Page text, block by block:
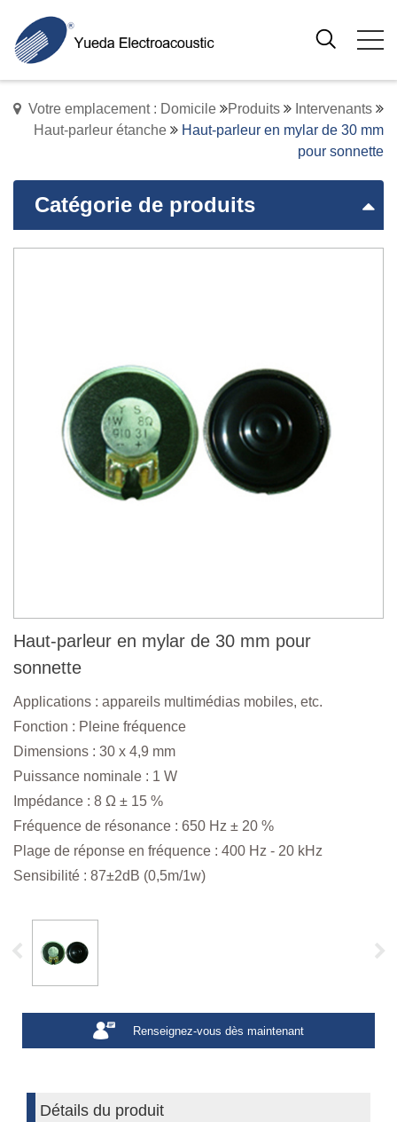
Votre emplacement : Domicile Produits
Intervenants
Haut-parleur étanche
Haut-parleur en mylar de 30 mm
pour sonnette
Catégorie de produits
Haut-parleur en mylar de 30 mm pour
sonnette
Applications : appareils multimédias mobiles, etc.
Fonction : Pleine fréquence
Dimensions : 30 x 4,9 mm
Puissance nominale : 1 W
Impédance : 8 Ω ± 15 %
Fréquence de résonance : 650 Hz ± 20 %
Plage de réponse en fréquence : 400 Hz - 20 kHz
Sensibilité : 87±2dB (0,5m/1w)
Renseignez-vous dès maintenant
Détails du produit